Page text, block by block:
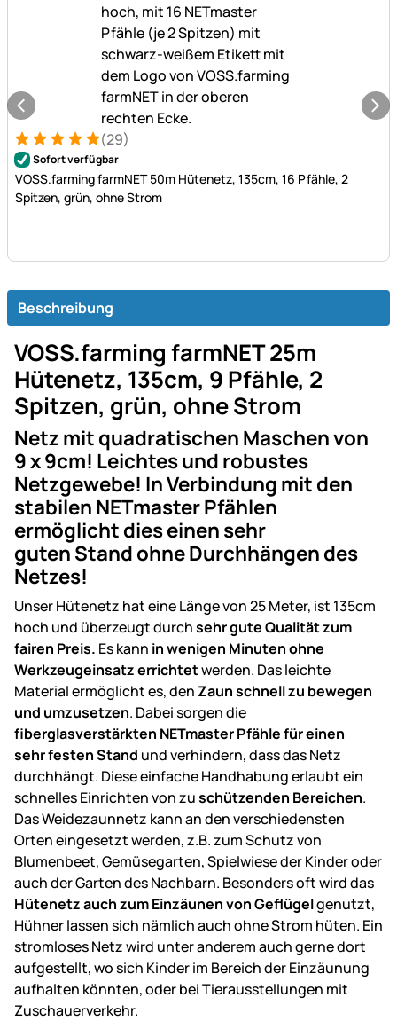
Bewertung: 5 von 5 (29 Bewertungen)
29 Bewertungen
(29)
Sofort verfügbar
VOSS.farming farmNET 50m Hütenetz, 135cm, 16 Pfähle, 2
Spitzen, grün, ohne Strom
Beschreibung
VOSS.farming farmNET 25m
Hütenetz, 135cm, 9 Pfähle, 2
Spitzen, grün, ohne Strom
Netz mit quadratischen Maschen von
9 x 9cm! Leichtes und robustes
Netzgewebe! In Verbindung mit den
stabilen NETmaster Pfählen
ermöglicht dies einen sehr
guten Stand ohne Durchhängen des
Netzes!
Unser Hütenetz hat eine Länge von 25 Meter, ist 135cm
hoch und überzeugt durchsehr gute Qualität zum
fairen Preis. Es kann in wenigen Minuten ohne
Werkzeugeinsatz errichtetwerden. Das leichte
Material ermöglicht es, den Zaun schnell zu bewegen
und umzusetzen. Dabei sorgen die
fiberglasverstärkten NETmaster Pfähle für einen
sehr festen Stand und verhindern, dass das Netz
durchhängt. Diese einfache Handhabung erlaubt ein
schnelles Einrichten von zuschützenden Bereichen.
Das Weidezaunnetz kann an den verschiedensten
Orten eingesetzt werden, z.B. zum Schutz von
Blumenbeet, Gemüsegarten, Spielwiese der Kinder oder
auch der Garten des Nachbarn. Besonders oft wird das
Hütenetz auch zum Einzäunen von Geflügelgenutzt,
Hühner lassen sich nämlich auch ohne Strom hüten. Ein
stromloses Netz wird unter anderem auch gerne dort
aufgestellt, wo sich Kinder im Bereich der Einzäunung
aufhalten könnten, oder bei Tierausstellungen mit
Zuschauerverkehr.